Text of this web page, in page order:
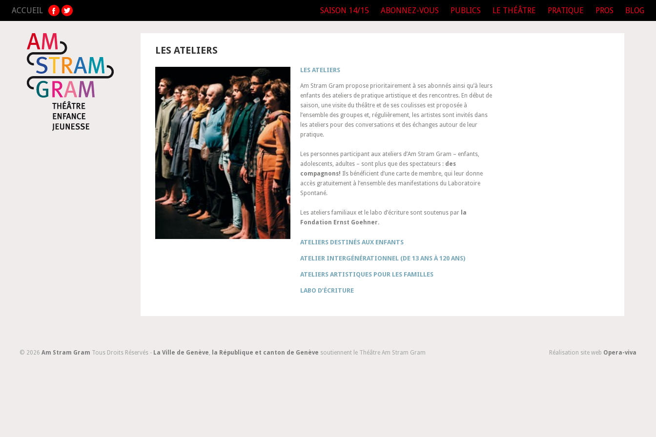
ACCUEIL SAISON 14/15 ABONNEZ-VOUS PUBLICS LE THÉÂTRE PRATIQUE PROS BLOG
LES ATELIERS
LES ATELIERS
Am Stram Gram propose prioritairement à ses abonnés ainsi qu’à leurs
enfants des ateliers de pratique artistique et des rencontres. En début de
saison, une visite du théâtre et de ses coulisses est proposée à
l’ensemble des groupes et, régulièrement, les artistes sont invités dans
les ateliers pour des conversations et des échanges autour de leur
pratique.
Les personnes participant aux ateliers d’Am Stram Gram – enfants,
adolescents, adultes – sont plus que des spectateurs : des
compagnons! Ils bénéficient d’une carte de membre, qui leur donne
accès gratuitement à l’ensemble des manifestations du Laboratoire
Spontané.
Les ateliers familiaux et le labo d’écriture sont soutenus par la
Fondation Ernst Goehner.
ATELIERS DESTINÉS AUX ENFANTS
ATELIER INTERGÉNÉRATIONNEL (DE 13 ANS À 120 ANS)
ATELIERS ARTISTIQUES POUR LES FAMILLES
LABO D’ÉCRITURE
© 2026Am Stram Gram Tous Droits Réservés - La Ville de Genève, la République et canton de Genève soutiennent le Théâtre Am Stram Gram Réalisation site web Opera-viva